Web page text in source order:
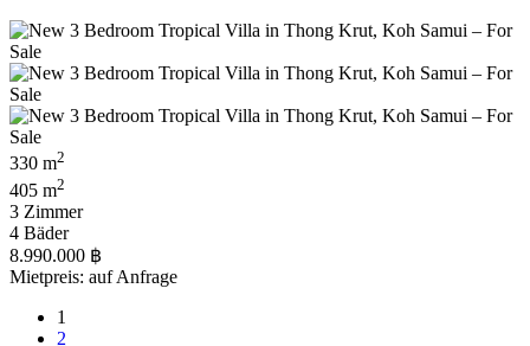
330 m2
405 m2
3 Zimmer
4 Bäder
8.990.000 ฿
Mietpreis: auf Anfrage
1
2